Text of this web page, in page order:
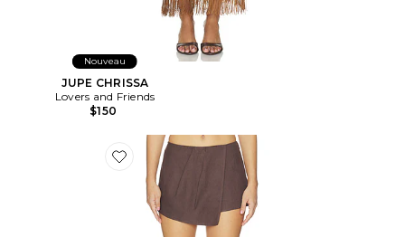
Nouveau
JUPE CHRISSA
Lovers and Friends
$150
Favorite JUPE-SHORT POSEY